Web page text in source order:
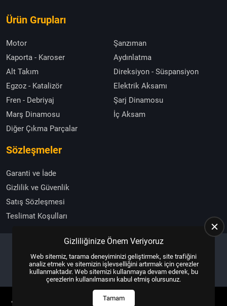
Ürün Grupları
Motor
Şanzıman
Kaporta - Karoser
Aydınlatma
Alt Takım
Direksiyon - Süspansiyon
Egzoz - Katalizör
Elektrik Aksamı
Fren - Debriyaj
Şarj Dinamosu
Marş Dinamosu
İç Aksam
Diğer Çıkma Parçalar
Sözleşmeler
Garanti ve İade
Gizlilik ve Güvenlik
Satış Sözleşmesi
Teslimat Koşulları
Copyright © 2025, All Right ReservedUS YAZILIM
HEMEN ARA
Gizliliğinize Önem Veriyoruz
Web sitemiz, tarama deneyiminizi geliştirmek, site trafiğini
analiz etmek ve sitemizin işlevselliğini artırmak için çerezler
kullanmaktadır. Web sitemizi kullanmaya devam ederek, bu
çerezlerin kullanılmasını kabul etmiş olursunuz.
Tamam